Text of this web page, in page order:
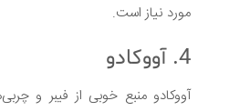
مورد نیاز است.
4. آووکادو
آووکادو منبع خوبی از فیبر و